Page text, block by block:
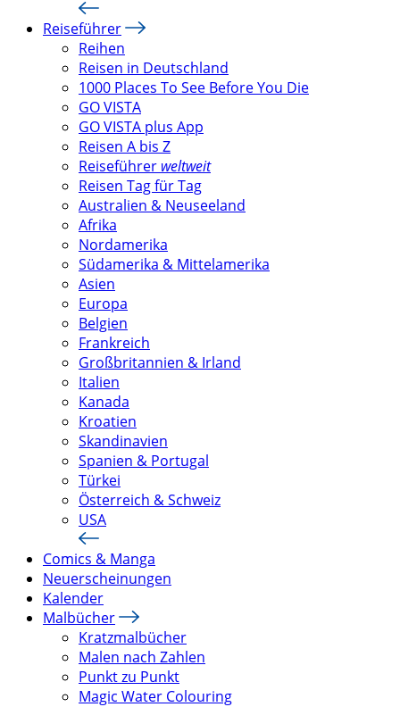
Reiseführer
Reihen
Reisen in Deutschland
1000 Places To See Before You Die
GO VISTA
GO VISTA plus App
Reisen A bis Z
Reiseführer weltweit
Reisen Tag für Tag
Australien & Neuseeland
Afrika
Nordamerika
Südamerika & Mittelamerika
Asien
Europa
Belgien
Frankreich
Großbritannien & Irland
Italien
Kanada
Kroatien
Skandinavien
Spanien & Portugal
Türkei
Österreich & Schweiz
USA
Comics & Manga
Neuerscheinungen
Kalender
Malbücher
Kratzmalbücher
Malen nach Zahlen
Punkt zu Punkt
Magic Water Colouring